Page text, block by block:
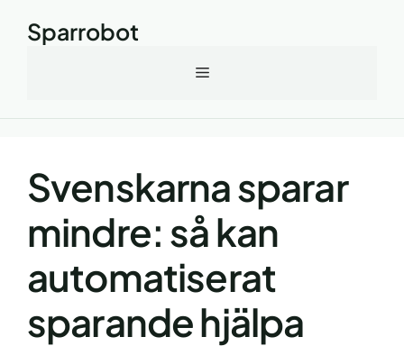
Sparrobot
Meny
Svenskarna sparar
mindre: så kan
automatiserat
sparande hjälpa